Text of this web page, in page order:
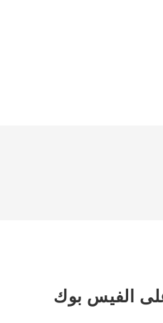
الفيس بوك